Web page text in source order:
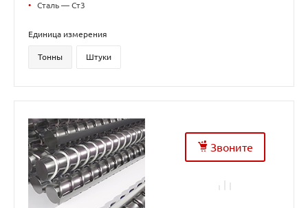
• Сталь — Ст3
Единица измерения
Тонны Штуки
Звоните